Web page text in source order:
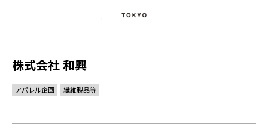
SERVICE
ACCELERATION
PROGRAM
アクセラレーション
株式会社 和興
アパレル企画 繊維製品等